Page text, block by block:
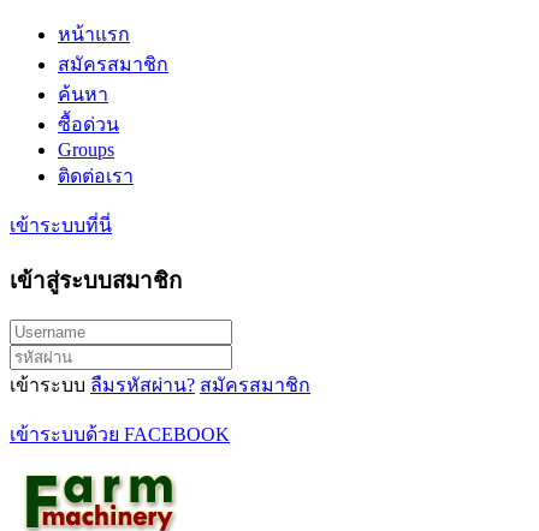
หน้าแรก
สมัครสมาชิก
ค้นหา
ซื้อด่วน
Groups
ติดต่อเรา
เข้าระบบที่นี่
เข้าสู่ระบบสมาชิก
เข้าระบบ ลืมรหัสผ่าน? สมัครสมาชิก
เข้าระบบด้วย FACEBOOK